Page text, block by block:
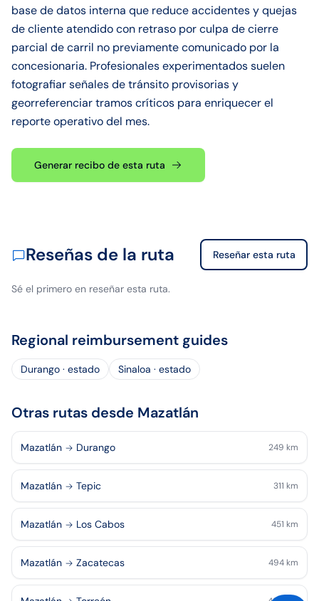
base de datos interna que reduce accidentes y quejas
de cliente atendido con retraso por culpa de cierre
parcial de carril no previamente comunicado por la
concesionaria. Profesionales experimentados suelen
fotografiar señales de tránsito provisorias y
georreferenciar tramos críticos para enriquecer el
reporte operativo del mes.
Generar recibo de esta ruta
Reseñas de la ruta Reseñar esta ruta
Sé el primero en reseñar esta ruta.
Regional reimbursement guides
Durango · estado Sinaloa · estado
Otras rutas desde Mazatlán
Mazatlán Durango 249 km
Mazatlán Tepic 311 km
Mazatlán Los Cabos 451 km
Mazatlán Zacatecas 494 km